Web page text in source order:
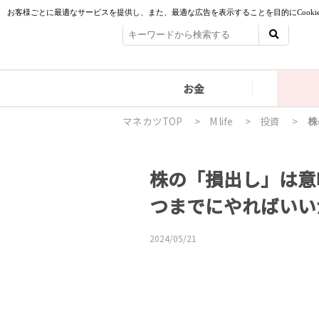
お金
マネカツTOP > M life > 投資 >
株の「損出し」は
つまでにやればい
2024/05/21